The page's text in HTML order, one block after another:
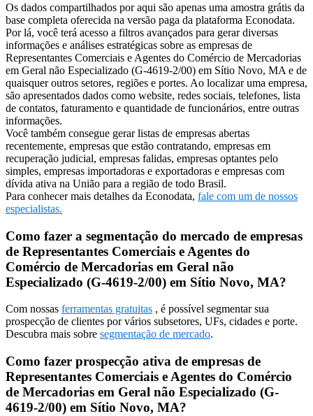
Os dados compartilhados por aqui são apenas uma amostra grátis da
base completa oferecida na versão paga da plataforma Econodata.
Por lá, você terá acesso a filtros avançados para gerar diversas
informações e análises estratégicas sobre as empresas de
Representantes Comerciais e Agentes do Comércio de Mercadorias
em Geral não Especializado (G-4619-2/00) em Sítio Novo, MA e de
quaisquer outros setores, regiões e portes. Ao localizar uma empresa,
são apresentados dados como website, redes sociais, telefones, lista
de contatos, faturamento e quantidade de funcionários, entre outras
informações.
Você também consegue gerar listas de empresas abertas
recentemente, empresas que estão contratando, empresas em
recuperação judicial, empresas falidas, empresas optantes pelo
simples, empresas importadoras e exportadoras e empresas com
dívida ativa na União para a região de todo Brasil.
Para conhecer mais detalhes da Econodata, fale com um de nossos
especialistas.
Como fazer a segmentação do mercado de empresas
de Representantes Comerciais e Agentes do
Comércio de Mercadorias em Geral não
Especializado (G-4619-2/00) em Sítio Novo, MA?
Com nossas ferramentas gratuitas , é possível segmentar sua
prospecção de clientes por vários subsetores, UFs, cidades e porte.
Descubra mais sobre segmentação de mercado.
Como fazer prospecção ativa de empresas de
Representantes Comerciais e Agentes do Comércio
de Mercadorias em Geral não Especializado (G-
4619-2/00) em Sítio Novo, MA?